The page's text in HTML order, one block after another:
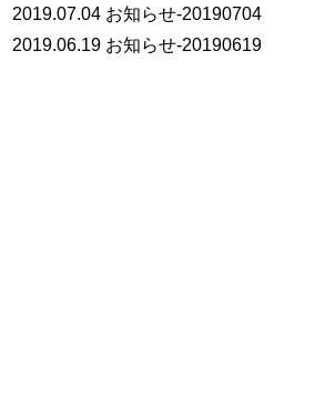
2019.07.04 お知らせ-20190704
2019.06.19 お知らせ-20190619